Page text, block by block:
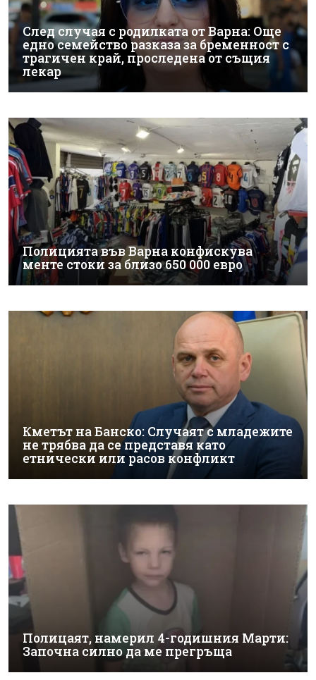
След случая с родилката от Варна: Още
едно семейство разказа за бременност с
трагичен край, проследена от същия
лекар
Полицията във Варна конфискува
менте стоки за близо 650 000 евро
Кметът на Банско: Случаят с младежите
не трябва да се представя като
етнически или расов конфликт
Полицаят, намерил 4-годишния Марти:
Започна силно да ме прегръща